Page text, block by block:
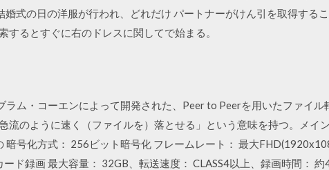
婚式の日の洋服が行われ、どれだけ パートナーがけん引を取得する
るとすぐに右のドレスに関してで始まる。
ム・コーエンによって開発された、Peer to Peerを用いたファイル
流のように速く（ファイルを）落とせる」という意味を持つ。メイ
号化方式： 256ビット暗号化 フレームレート： 最大
ド録画 最大容量： 32GB、転送速度： CLASS4以上、録画時間：